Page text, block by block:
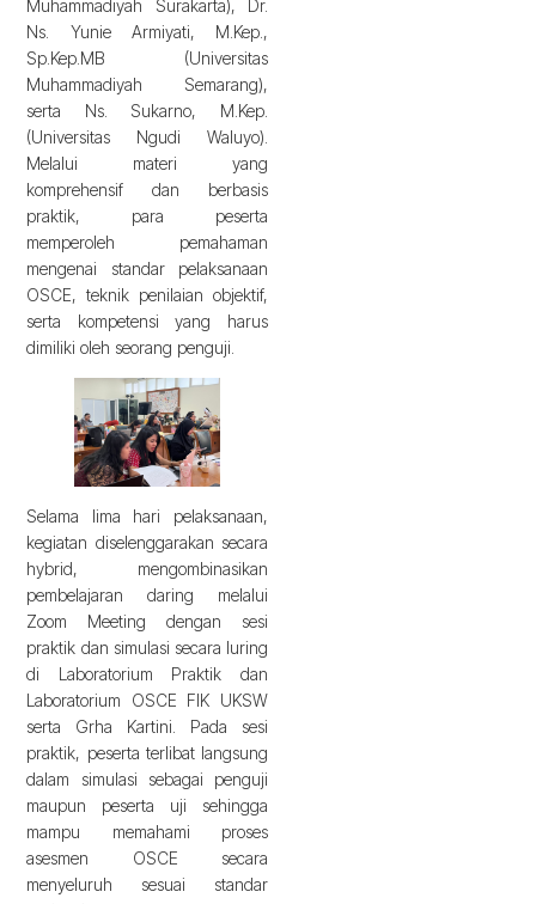
Muhammadiyah Surakarta), Dr.
Ns. Yunie Armiyati, M.Kep.,
Sp.Kep.MB (Universitas
Muhammadiyah Semarang),
serta Ns. Sukarno, M.Kep.
(Universitas Ngudi Waluyo).
Melalui materi yang
komprehensif dan berbasis
praktik, para peserta
memperoleh pemahaman
mengenai standar pelaksanaan
OSCE, teknik penilaian objektif,
serta kompetensi yang harus
dimiliki oleh seorang penguji.
Selama lima hari pelaksanaan,
kegiatan diselenggarakan secara
hybrid, mengombinasikan
pembelajaran daring melalui
Zoom Meeting dengan sesi
praktik dan simulasi secara luring
di Laboratorium Praktik dan
Laboratorium OSCE FIK UKSW
serta Grha Kartini. Pada sesi
praktik, peserta terlibat langsung
dalam simulasi sebagai penguji
maupun peserta uji sehingga
mampu memahami proses
asesmen OSCE secara
menyeluruh sesuai standar